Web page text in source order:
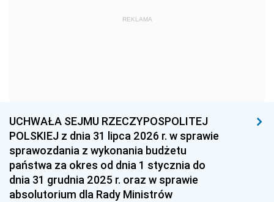
1959
1939 1938 1937
1936 1930
REKLAMA
UCHWAŁA SEJMU RZECZYPOSPOLITEJ
POLSKIEJ z dnia 31 lipca 2026 r. w sprawie
sprawozdania z wykonania budżetu
państwa za okres od dnia 1 stycznia do
dnia 31 grudnia 2025 r. oraz w sprawie
absolutorium dla Rady Ministrów